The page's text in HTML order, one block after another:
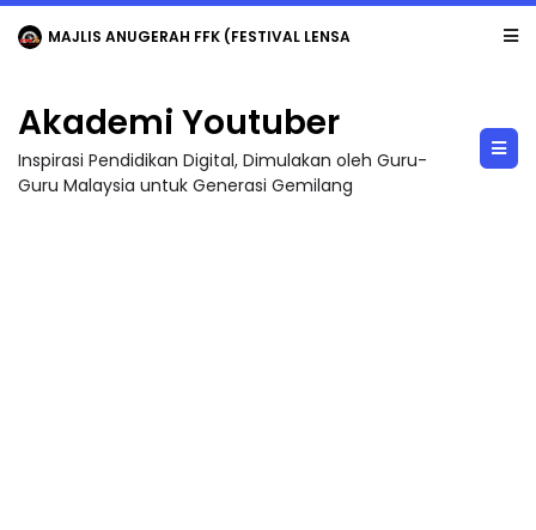
MAJLIS ANUGERAH FFK (FESTIVAL LENSA PENDIDIKAN - FLeP) 2026
Akademi Youtuber
Inspirasi Pendidikan Digital, Dimulakan oleh Guru-
Guru Malaysia untuk Generasi Gemilang